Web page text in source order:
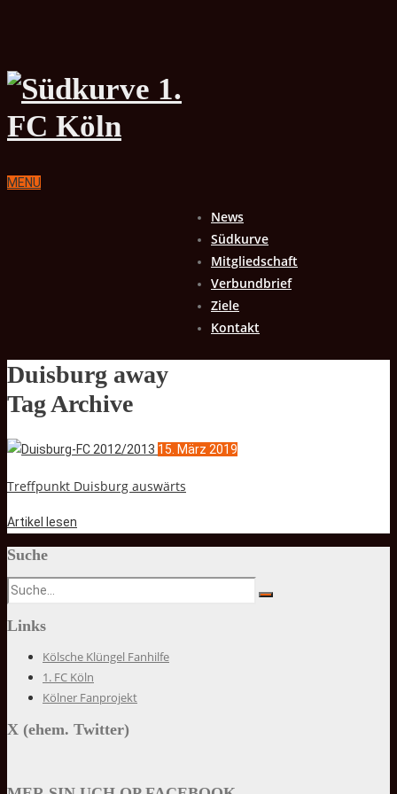
MENU
News
Südkurve
Mitgliedschaft
Verbundbrief
Ziele
Kontakt
Duisburg away
Tag Archive
15. März 2019
Treffpunkt Duisburg auswärts
Artikel lesen
Suche
Links
Kölsche Klüngel Fanhilfe
1. FC Köln
Kölner Fanprojekt
X (ehem. Twitter)